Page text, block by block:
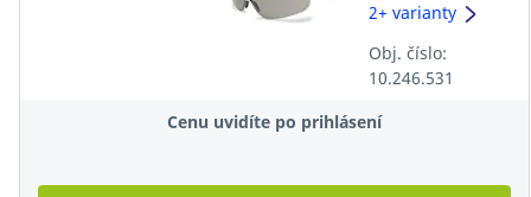
sportstyle,
2+ varianty
Obj. číslo:
10.246.531
Cenu uvidíte po prihlásení